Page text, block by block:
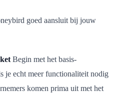
goed aansluit bij jouw
Begin met het basis-
je echt meer functionaliteit nodig
komen prima uit met het